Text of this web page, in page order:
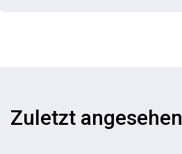
Zuletzt angesehen